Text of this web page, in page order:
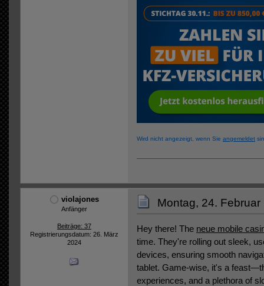
Wird nicht angezeigt, wenn Sie angemeldet
violajones
Anfänger
Beiträge: 37
Registrierungsdatum: 26. März
2024
Montag, 24.
Hey there! The neue mobile
time. They're rolling out sleek,
devices, ensuring smooth
tablet. Game-wise, it's a
experiences, and a plethora of